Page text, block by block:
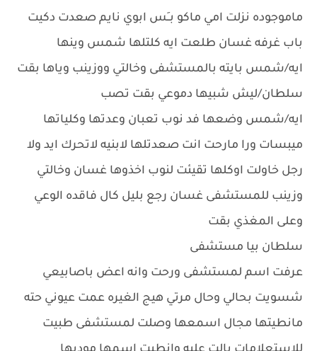
ماموجوده نزلت امي ماكو بــَس ابوي نايم صعدت دكيت
باب غرفه غسان طلعت ايه كلتلها شمس وينها
ايه/شمس بايته بالمستشفى وخالتي ووزينب وياها بقت
سلطان/ليش شبيها دموعي بقت تصب
ايه/شمس وضعها فد نوب تعبان وعدتها وكلياتها
ميبسات ورا مارحت انت صعدتلها لابنيه لاتحرك ايد ولا
رجل خاولت اوكلها تقيئت لنوب اخذوها غسان وخالتي
وزينب للمستشفى غسان رجع بليل كال فاقده الوعي
وعلى المغذي بقت
سلطان بيا مستشفى
عرفت اسم لمستشفى ورحت وانه اعض باصابيعي
شسويت بحالي وحال مرتي هيج الغيره عمت عيوني حته
مانطيتها مجال اسمعها وصلت لمستشفى طبيت